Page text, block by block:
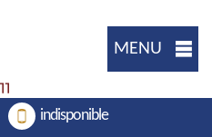
MENU
indisponible